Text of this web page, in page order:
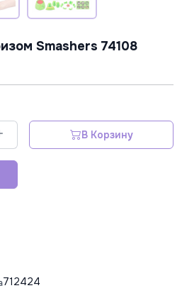
Smashers 74108
В Корзину
712424